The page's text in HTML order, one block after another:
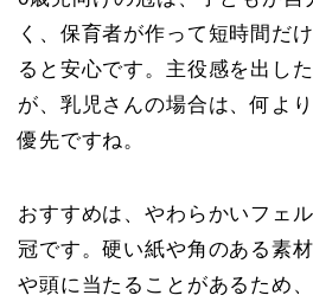
く、保育者が作って短時間だ
ると安心です。主役感を出し
が、乳児さんの場合は、何よ
優先ですね。
おすすめは、やわらかいフェ
冠です。硬い紙や角のある素
や頭に当たることがあるため